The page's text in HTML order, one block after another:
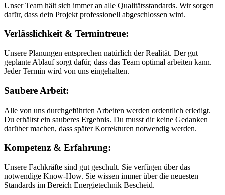
Unser Team hält sich immer an alle Qualitätsstandards. Wir sorgen
dafür, dass dein Projekt professionell abgeschlossen wird.
Verlässlichkeit & Termintreue:
Unsere Planungen entsprechen natürlich der Realität. Der gut
geplante Ablauf sorgt dafür, dass das Team optimal arbeiten kann.
Jeder Termin wird von uns eingehalten.
Saubere Arbeit:
Alle von uns durchgeführten Arbeiten werden ordentlich erledigt.
Du erhältst ein sauberes Ergebnis. Du musst dir keine Gedanken
darüber machen, dass später Korrekturen notwendig werden.
Kompetenz & Erfahrung:
Unsere Fachkräfte sind gut geschult. Sie verfügen über das
notwendige Know-How. Sie wissen immer über die neuesten
Standards im Bereich Energietechnik Bescheid.